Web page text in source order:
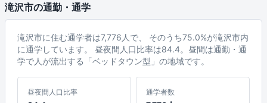
滝沢市の通勤・通学
滝沢市に住む通学者は7,776人で、 そのうち75.0%が滝沢市内
に通学しています。 昼夜間人口比率は84.4。昼間は通勤・通
学で人が流出する「ベッドタウン型」の地域です。
昼夜間人口比率 通学者数